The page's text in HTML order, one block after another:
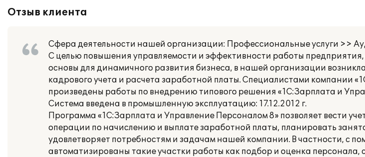
Отзыв клиента
Сфера деятельности нашей организации: Профессиональные услуги >>
С целью повышения управляемости и эффективности работы предприятия,
основы для динамичного развития бизнеса, в нашей организации
кадрового учета и расчета заработной платы. Специалистами компании
произведены работы по внедрению типового решения «1С:Зарплата и
Система введена в промышленную эксплуатацию: 17.12.2012 г.
Программа «1С:Зарплата и Управление Персоналом 8» позволяет вести
операции по начислению и выплате заработной платы, планировать
удовлетворяет потребностям и задачам нашей компании. В частности, с
автоматизированы такие участки работы как подбор и оценка